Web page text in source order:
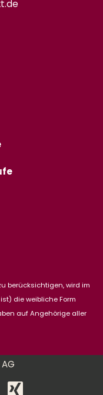
berücksichtigen, wird im
die weibliche Form
auf Angehörige aller